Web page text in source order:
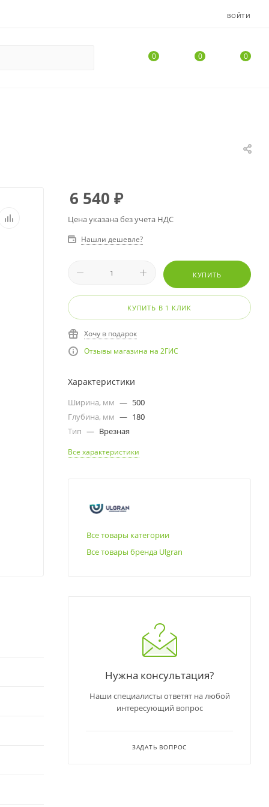
ВОЙТИ
0 0 0
6 540 ₽
Цена указана без учета НДС
Нашли дешевле?
КУПИТЬ
КУПИТЬ В 1 КЛИК
Хочу в подарок
Отзывы магазина на 2ГИС
Характеристики
Ширина, мм — 500
Глубина, мм — 180
Тип — Врезная
Все характеристики
Все товары категории
Все товары бренда Ulgran
Нужна консультация?
Наши специалисты ответят на любой
интересующий вопрос
ЗАДАТЬ ВОПРОС